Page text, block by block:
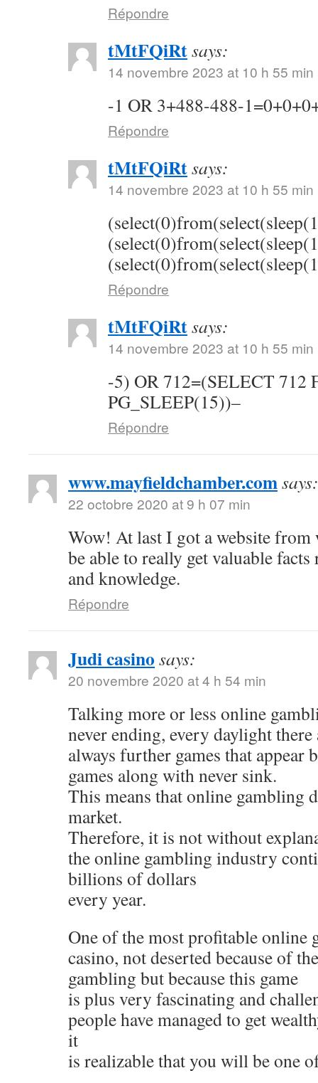
Répondre
tMtFQiRtsays:
14 novembre 2023 at 10 h 55 min
-1 OR 3+488-488-
Répondre
tMtFQiRtsays:
14 novembre 2023 at 10 h 55 min
Répondre
tMtFQiRtsays:
14 novembre 2023 at 10 h 55 min
-5) OR 712=(SELECT 712
PG_SLEEP(15))–
Répondre
www.mayfieldchamber.comsays:
22 octobre 2020 at 9 h 07 min
Wow! At last I got a website from
be able to really get valuable
and knowledge.
Répondre
Judi casino says:
20 novembre 2020 at 4 h 54 min
Talking more or less online
never ending, every daylight there
always further games that appear
games along with never sink.
This means that online gambling
market.
Therefore, it is not without
the online gambling industry
billions of dollars
every year.
One of the most profitable online
casino, not deserted because of
gambling but because this game
is plus very fascinating and
people have managed to get
it
is realizable that you will be one